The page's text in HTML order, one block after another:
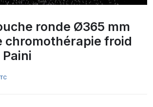
ronde Ø365 mm
chromothérapie froid